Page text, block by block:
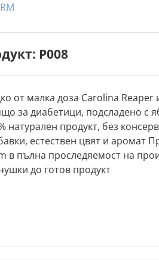
P008
от малка доза Carolina Reaper
за диабетици, подсладено с
натурален продукт, без
естествен цвят и аромат
в пълна проследяемост на
до готов продукт